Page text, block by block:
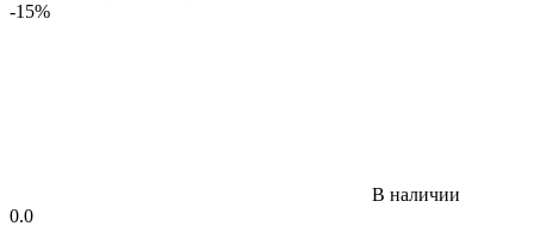
-15%
В наличии
0.0